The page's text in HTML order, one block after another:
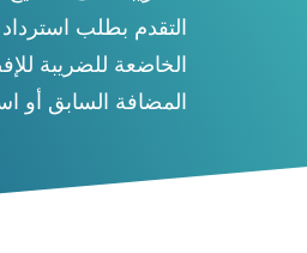
التقدم بطلب
الخاضعة للضريبة
المضافة السابق أو